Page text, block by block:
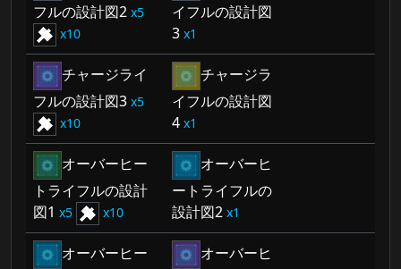
フルの設計図2 5
10
イフルの設計図
3
1
チャージライ
フルの設計図3 5
10
チャージラ
イフルの設計図
4
1
オーバーヒー
トライフルの設計
図1
5 10
オーバーヒ
ートライフルの
設計図2
1
オーバーヒー
オーバーヒ